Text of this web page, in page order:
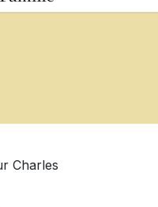
Charles